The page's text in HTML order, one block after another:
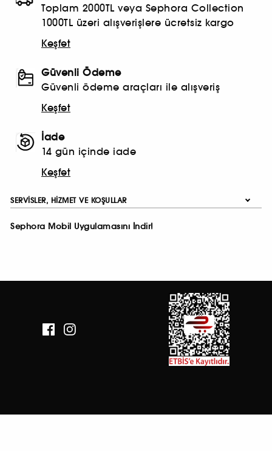
Toplam 2000TL veya Sephora Collection
1000TL üzeri alışverişlere ücretsiz kargo
Keşfet
Güvenli Ödeme
Güvenli ödeme araçları ile alışveriş
Keşfet
İade
14 gün içinde iade
Keşfet
SERVISLER, HIZMET VE KOŞULLAR
Sephora Mobil Uygulamasını İndir!